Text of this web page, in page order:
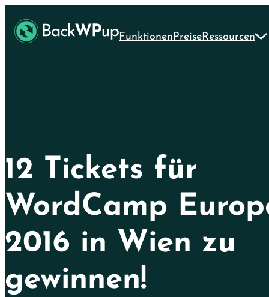
main
content
Funktionen PreiseRessourcen
12 Tickets für
WordCamp
2016 in Wien zu
gewinnen!